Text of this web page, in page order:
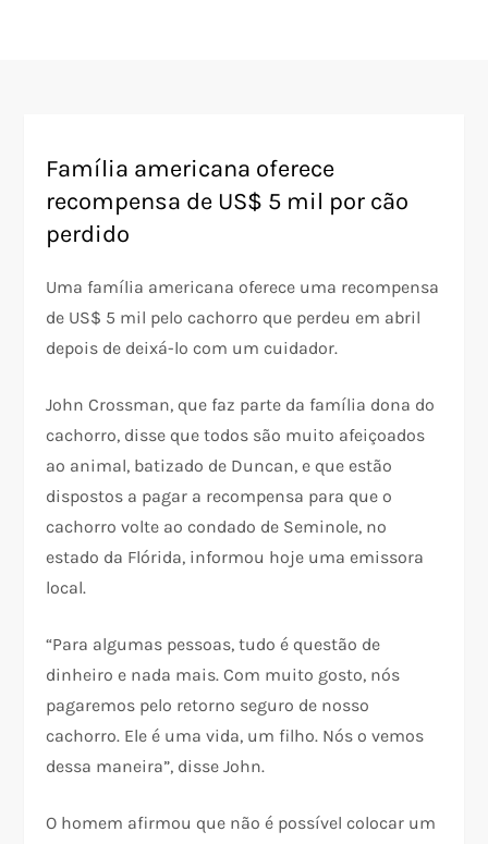
Família americana oferece
recompensa de US$ 5 mil por cão
perdido
Uma família americana oferece uma recompensa
de US$ 5 mil pelo cachorro que perdeu em abril
depois de deixá-lo com um cuidador.
John Crossman, que faz parte da família dona do
cachorro, disse que todos são muito afeiçoados
ao animal, batizado de Duncan, e que estão
dispostos a pagar a recompensa para que o
cachorro volte ao condado de Seminole, no
estado da Flórida, informou hoje uma emissora
local.
“Para algumas pessoas, tudo é questão de
dinheiro e nada mais. Com muito gosto, nós
pagaremos pelo retorno seguro de nosso
cachorro. Ele é uma vida, um filho. Nós o vemos
dessa maneira”, disse John.
O homem afirmou que não é possível colocar um